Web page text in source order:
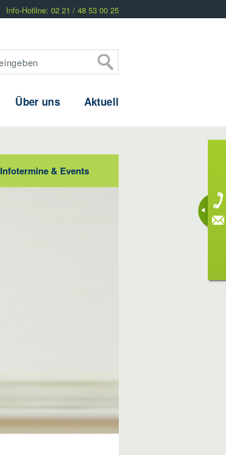
Info-Hotline: 02 21 / 48 53 00 25
Über uns Aktuell
Infotermine & Events